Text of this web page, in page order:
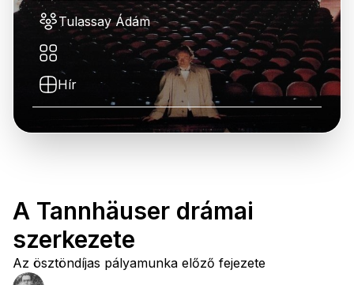
Tulassay Ádám
Hír
A Tannhäuser drámai
szerkezete
Az ösztöndíjas pályamunka előző fejezete